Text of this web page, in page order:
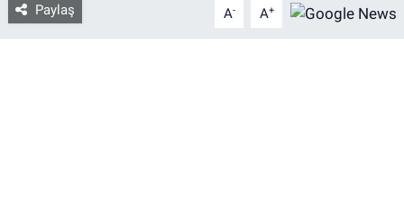
Paylaş A- A+
Gözden Kaçmasın